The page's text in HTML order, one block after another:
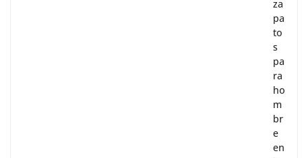
za
pa
to
s
pa
ra
ho
m
br
e
en